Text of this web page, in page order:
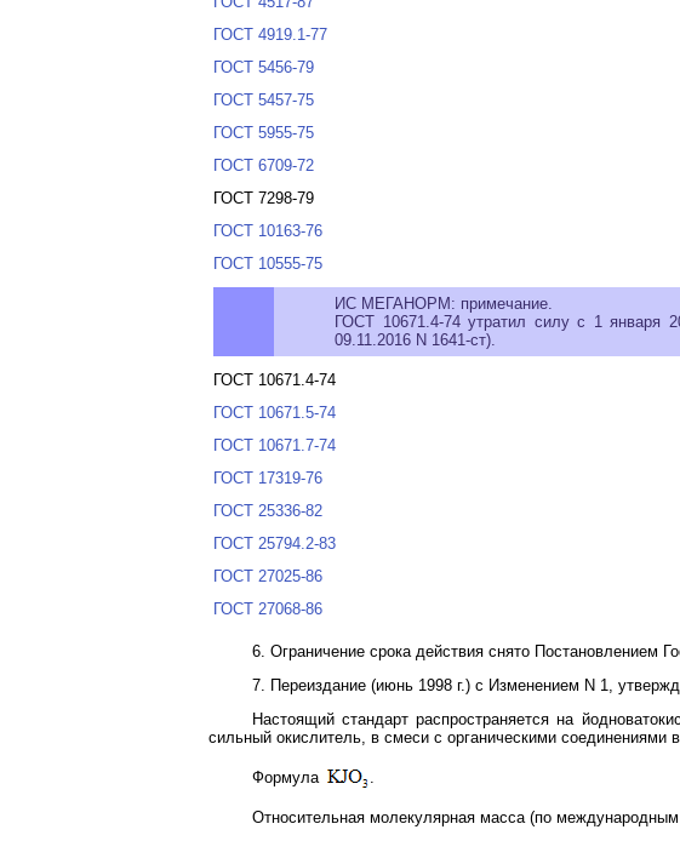
ГОСТ 4919.1-77
ГОСТ 5456-79
ГОСТ 5457-75
ГОСТ 5955-75
ГОСТ 6709-72
ГОСТ 7298-79
ГОСТ 10163-76
ГОСТ 10555-75
ИС МЕГАНОРМ: примечание.
ГОСТ 10671.4-74 утратил силу с 1 января
09.11.2016 N 1641-ст).
ГОСТ 10671.4-74
ГОСТ 10671.5-74
ГОСТ 10671.7-74
ГОСТ 17319-76
ГОСТ 25336-82
ГОСТ 25794.2-83
ГОСТ 27025-86
ГОСТ 27068-86
6. Ограничение срока действия снято Постановлением
7. Переиздание (июнь 1998 г.) с Изменением N 1,
Настоящий стандарт распространяется на
сильный окислитель, в смеси с органическими соединениями
Формула
Относительная молекулярная масса (по